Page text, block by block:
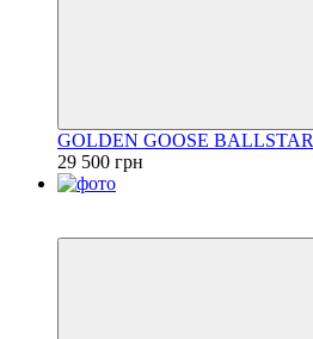
GOLDEN GOOSE BALLSTAR
29 500 грн